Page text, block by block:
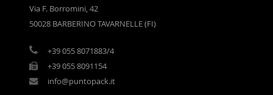
Via F. Borromini, 42
50028 BARBERINO TAVARNELLE (FI)
+39 055 8071883/4
+39 055 8091154
info@puntopack.it